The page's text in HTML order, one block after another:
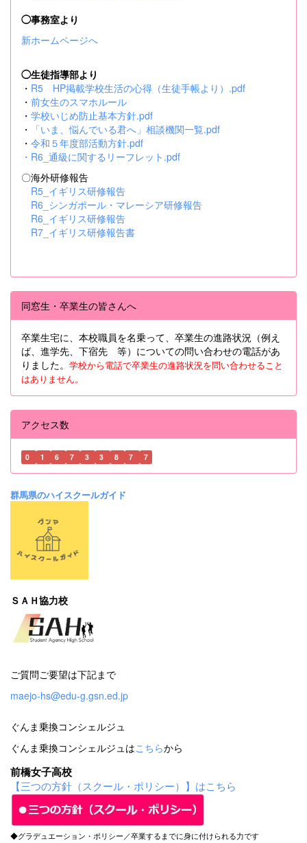
◯事務室より
新ホームページへ
◯生徒指導部より
・ R5 HP掲載学校生活の心得（生徒手帳より）.pdf
・ 前女生のスマホルール
・ 学校いじめ防止基本方針.pdf
・
「いま、悩んでいる君へ」相談機関一覧.pdf
・ 令和５年度部活動方針.pdf
・ R6_通級に関するリーフレット.pdf
〇海外研修報告
R5_イギリス研修報告
R6_シンガポール・マレーシア研修報告
R6_イギリス研修報告
R7_イギリス研修報告書
同窓生・卒業生の皆さんへ
卒業生宅に、本校職員を名乗って、卒業生の進路状況（例え
ば、進学先、下宿先 等）についての問い合わせの電話があ
りました。 学校から電話で卒業生の進路状況を問い合わせること
はありません。
アクセス数
0 1 6 7 3 3 8 7 7
群馬県のハイスクールガイド
ＳＡＨ協力校
ご質問ご要望は下記まで
maejo-hs@edu-g.gsn.ed.jp
ぐんま乗換コンシェルジュ
ぐんま乗換コンシェルジュはこちらから
前橋女子高校
【三つの方針（スクール・ポリシー）】はこちら
◆グラデュエーション・ポリシー／卒業するまでに身に付けられる力です